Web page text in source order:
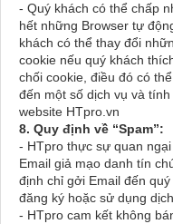
- Quý khách có thể chấp
hết những Browser tự
khách có thể thay đổi
cookie nếu quý khách
chối cookie, điều đó có
đến một số dịch vụ và
website HTpro.vn
8. Quy định về “Spam”:
- HTpro thực sự quan
Email giả mạo danh tín
định chỉ gởi Email đến
đăng ký hoặc sử dụng
- HTpro cam kết không